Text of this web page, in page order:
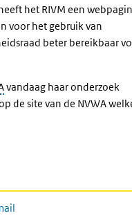
het RIVM een
voor het gebruik van
beter bereikbaar
vandaag haar onderzoek
de site van de NVWA